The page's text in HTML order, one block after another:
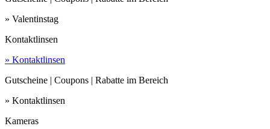
» Valentinstag
Kontaktlinsen
» Kontaktlinsen
Gutscheine | Coupons | Rabatte im Bereich
» Kontaktlinsen
Kameras